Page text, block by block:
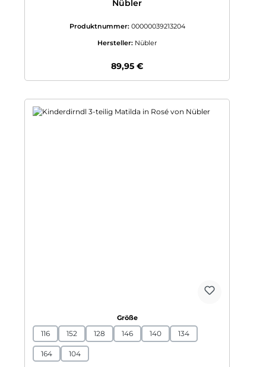
Nübler
Produktnummer: 00000039213204
Hersteller: Nübler
Regulärer Preis:
89,95 €
Größeauswählen
116 152 128 146 140 134
164 104